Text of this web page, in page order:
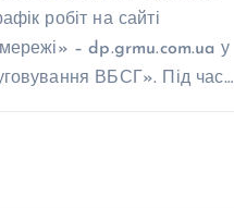
робіт на сайті
– dp.grmu.com.ua у
ВБСГ». Під час…